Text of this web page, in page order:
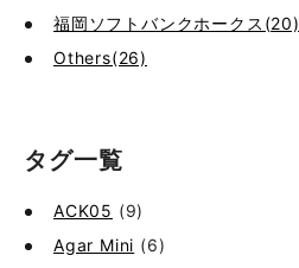
福岡ソフトバンクホークス(20)
Others(26)
タグ一覧
ACK05 (9)
Agar Mini (6)